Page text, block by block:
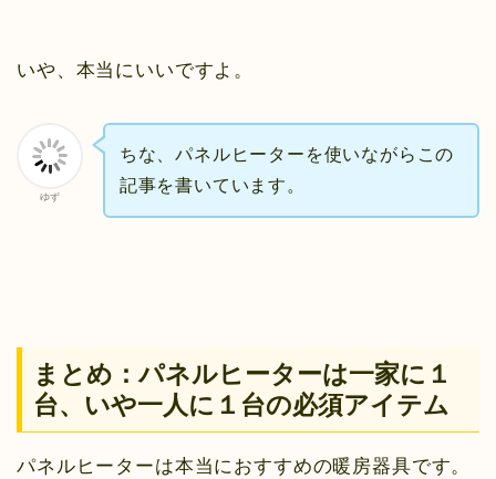
いや、本当にいいですよ。
ゆず
ちな、パネルヒーターを使いながらこの
記事を書いています。
まとめ：パネルヒーターは一家に１
台、いや一人に１台の必須アイテム
パネルヒーターは本当におすすめの暖房器具です。